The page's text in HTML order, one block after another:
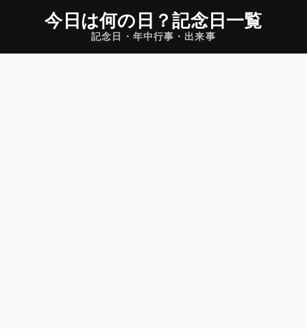
今日は何の日 ？記念日一覧
記念日・年中行事・出来事